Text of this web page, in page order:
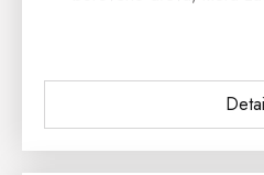
skládá z